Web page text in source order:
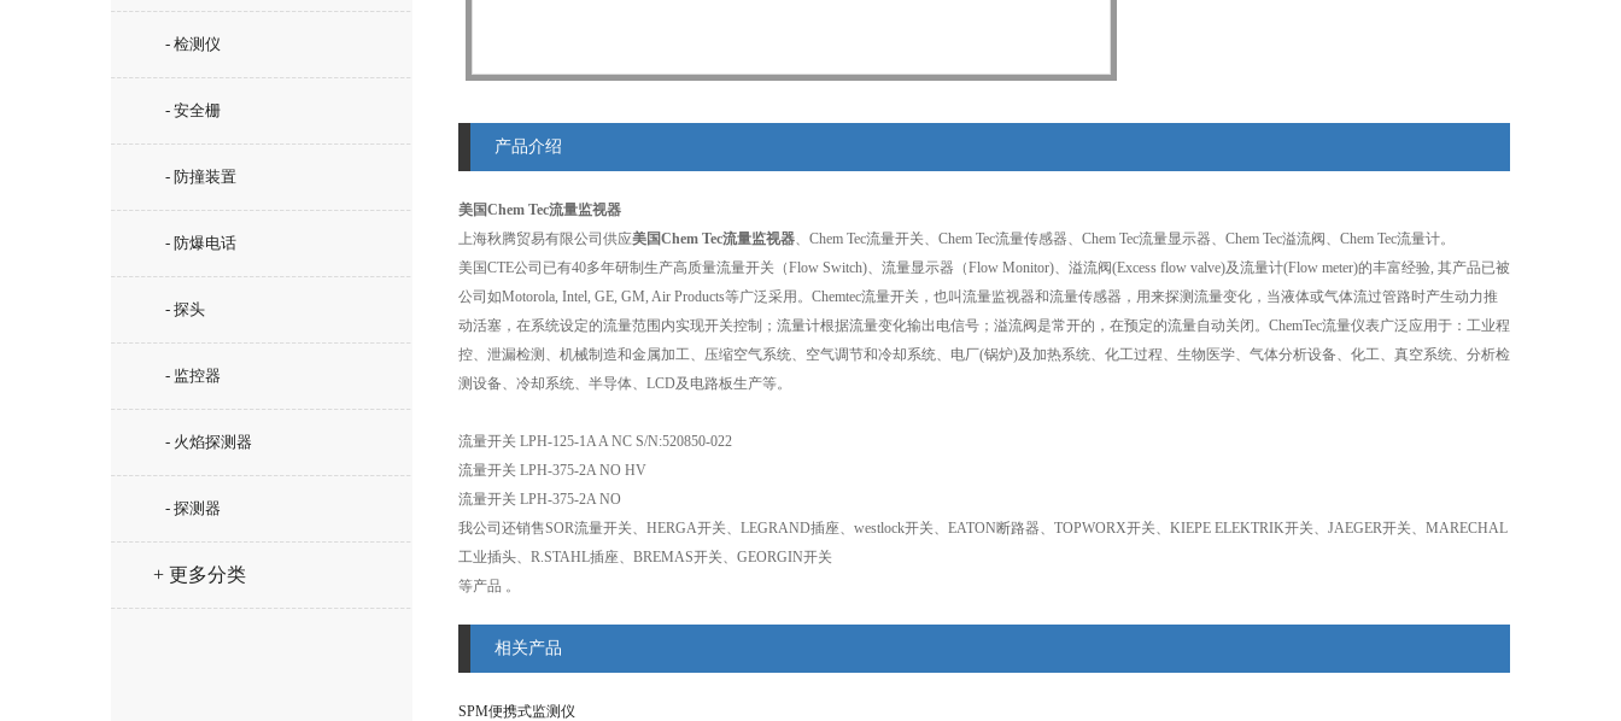
- 检测仪
- 安全栅
- 防撞装置
- 防爆电话
- 探头
- 监控器
- 火焰探测器
- 探测器
+ 更多分类
产品介绍
美国Chem Tec流量监视器
上海秋腾贸易有限公司供应美国Chem Tec流量监视器、Chem Tec流量开关、Chem Tec流量传感器、Chem Tec流量显示器、Chem Tec溢流阀、Chem Tec流量计。
美国CTE公司已有40多年研制生产高质量流量开关（Flow Switch)、流量显示器（Flow Monitor)、溢流阀(Excess flow valve)及流量计(Flow meter)的丰富经验, 其产品已被
公司如Motorola, Intel, GE, GM, Air Products等广泛采用。Chemtec流量开关，也叫流量监视器和流量传感器，用来探测流量变化，当液体或气体流过管路时产生动力推
动活塞，在系统设定的流量范围内实现开关控制；流量计根据流量变化输出电信号；溢流阀是常开的，在预定的流量自动关闭。ChemTec流量仪表广泛应用于：工业程
控、泄漏检测、机械制造和金属加工、压缩空气系统、空气调节和冷却系统、电厂(锅炉)及加热系统、化工过程、生物医学、气体分析设备、化工、真空系统、分析检
测设备、冷却系统、半导体、LCD及电路板生产等。
流量开关 LPH-125-1A A NC S/N:520850-022
流量开关 LPH-375-2A NO HV
流量开关 LPH-375-2A NO
我公司还销售SOR流量开关、HERGA开关、LEGRAND插座、westlock开关、EATON断路器、TOPWORX开关、KIEPE ELEKTRIK开关、JAEGER开关、MARECHAL
工业插头、R.STAHL插座、BREMAS开关、GEORGIN开关
等产品 。
相关产品
SPM便携式监测仪